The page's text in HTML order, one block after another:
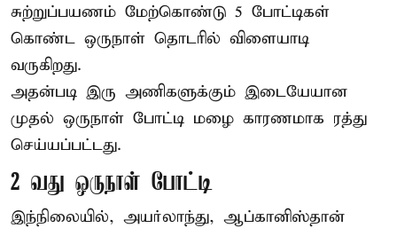
சுற்றுப்பயணம் மேற்கொண்டு 5 போட்டிகள்
கொண்ட ஒருநாள் தொடரில் விளையாடி
வருகிறது.
அதன்படி இரு அணிகளுக்கும் இடையேயான
முதல் ஒருநாள் போட்டி மழை காரணமாக ரத்து
செய்யப்பட்டது.
2 வது ஒருநாள் போட்டி
இந்நிலையில், அயர்லாந்து, ஆப்கானிஸ்தான்